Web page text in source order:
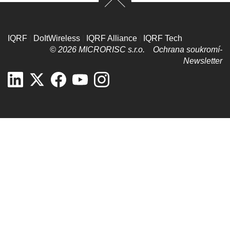
IQRF DoItWireless IQRF Alliance
IQRF Tech
© 2026 MICRORISC s.r.o. Ochrana soukromí­
Newsletter